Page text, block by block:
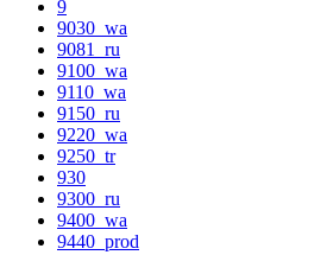
9
9030_wa
9081_ru
9100_wa
9110_wa
9150_ru
9220_wa
9250_tr
930
9300_ru
9400_wa
9440_prod